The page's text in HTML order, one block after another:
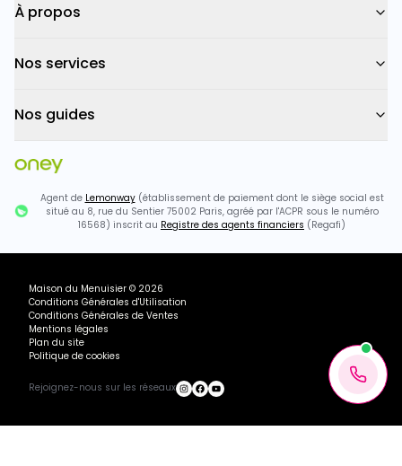
À propos
Nos services
Nos guides
Agent de Lemonway(établissement de paiement dont le siège social est
situé au 8, rue du Sentier 75002 Paris, agréé par l'ACPR sous le numéro
16568) inscrit au Registre des agents financiers (Regafi)
Maison du Menuisier © 2026
Conditions Générales d'Utilisation
Conditions Générales de Ventes
Mentions légales
Plan du site
Politique de cookies
Rejoignez-nous sur les réseaux